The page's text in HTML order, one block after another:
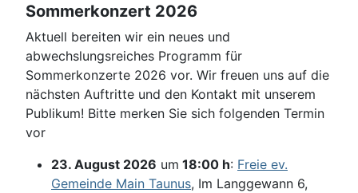
Sommerkonzert 2026
Aktuell bereiten wir ein neues und
abwechslungsreiches Programm für
Sommerkonzerte 2026 vor. Wir freuen uns auf die
nächsten Auftritte und den Kontakt mit unserem
Publikum! Bitte merken Sie sich folgenden Termin
vor
23. August 2026 um 18:00 h: Freie ev.
Gemeinde Main Taunus, Im Langgewann 6,